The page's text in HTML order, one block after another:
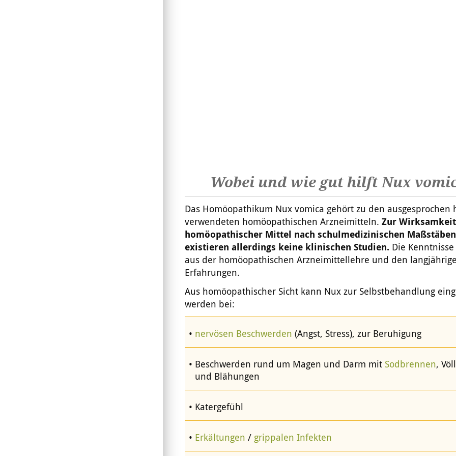
Wobei und wie gut hilft Nux
Das Homöopathikum Nux vomica gehört zu den ausgesprochen
verwendeten homöopathischen Arzneimitteln.Zur Wirksamkeit
homöopathischer Mittel nach schulmedizinischen Maßstäben
existieren allerdings keine klinischen Studien. Die
aus der homöopathischen Arzneimittellehre und den
Erfahrungen.
Aus homöopathischer Sicht kann Nux zur Selbstbehandlung
werden bei:
nervösen Beschwerden (Angst, Stress), zur Beruhigung
Beschwerden rund um Magen und Darm mit Sodbrennen,
und Blähungen
Katergefühl
Erkältungen / grippalen Infekten